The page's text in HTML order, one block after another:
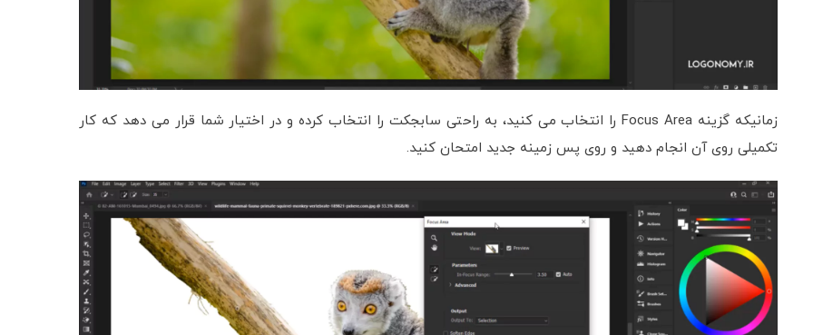
زمانیکه گزینه Focus Area را انتخاب می کنید، به راحتی سابجکت را انتخاب کرده و در اختیار شما قرار می دهد که کار
تکمیلی روی آن انجام دهید و روی پس زمینه جدید امتحان کنید.